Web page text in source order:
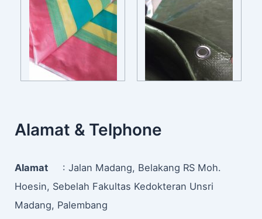
Alamat & Telphone
Alamat : Jalan Madang, Belakang RS Moh.
Hoesin, Sebelah Fakultas Kedokteran Unsri
Madang, Palembang